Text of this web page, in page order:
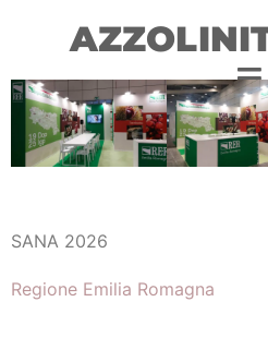
SANA 2026
Regione Emilia Romagna